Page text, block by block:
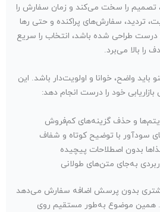
را سخت می‌کند و زمان سفارش را
تردید، سفارش‌های پراکنده و حتی رها
طراحی شده باشد، انتخاب را سریع
بالا می‌برد.
واضح، خوانا و اولویت‌دار باشد. این
خود را درست انجام دهد:
و حذف گزینه‌های کم‌فروش
سودآور با توضیح کوتاه و شفاف
بدون اصطلاحات پیچیده
به‌جای متن‌های طولانی
بدون پرسش اضافه سفارش می‌دهد
همین موضوع به‌طور مستقیم روی